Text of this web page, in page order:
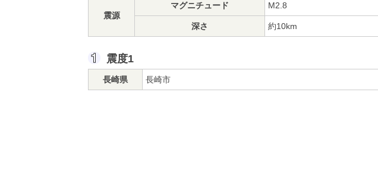
震源
マグニチュード M2.8
深さ 約10km
震度1
長崎県 長崎市